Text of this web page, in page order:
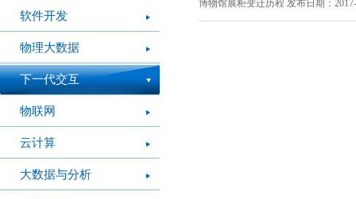
软件开发
物理大数据
下一代交互
物联网
云计算
大数据与分析
博物馆展柜变迁历程 发布日期：